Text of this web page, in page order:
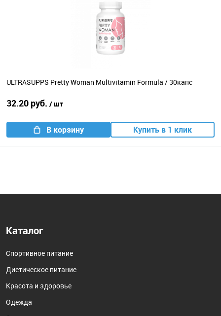
ULTRASUPPS Pretty Woman Multivitamin Formula / 30капс
32.20 руб. / шт
В корзину Купить в 1 клик
Каталог
Спортивное питание
Диетическое питание
Красота и здоровье
Одежда